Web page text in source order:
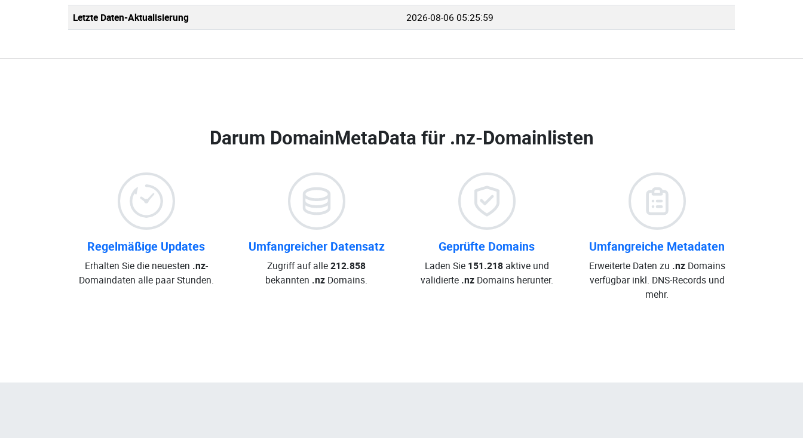
Letzte Daten-Aktualisierung
2026-08-06 05:25:59
Darum DomainMetaData für .nz-Domainlisten
Regelmäßige Updates
Erhalten Sie die neuesten .nz-
Domaindaten alle paar Stunden.
Umfangreicher Datensatz
Zugriff auf alle212.858
bekannten .nz Domains.
Geprüfte Domains
Laden Sie 151.218aktive und
validierte .nzDomains herunter.
Umfangreiche Metadaten
Erweiterte Daten zu .nzDomains
verfügbar inkl. DNS-Records und
mehr.